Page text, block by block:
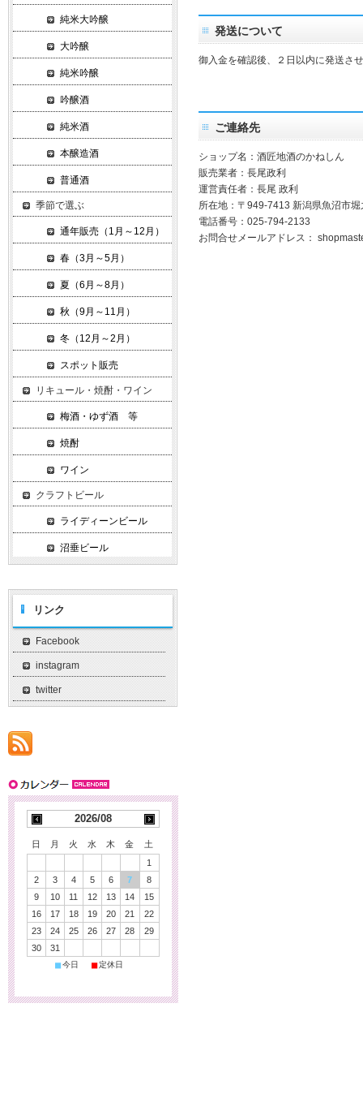
発送について
御入金を確認後、２日以内に発送さ
ご連絡先
ショップ名：酒匠地酒のかねしん
販売業者：長尾政利
運営責任者：長尾 政利
所在地：〒949-7413 新潟県魚沼市
電話番号：025-794-2133
お問合せメールアドレス：
純米大吟醸
大吟醸
純米吟醸
吟醸酒
純米酒
本醸造酒
普通酒
季節で選ぶ
通年販売（1月～12月）
春（3月～5月）
夏（6月～8月）
秋（9月～11月）
冬（12月～2月）
スポット販売
リキュール・焼酎・ワイン
梅酒・ゆず酒 等
焼酎
ワイン
クラフトビール
ライディーンビール
沼垂ビール
リンク
Facebook
instagram
twitter
2026/08
日 月 火 水 木 金
土
1
2
3 4 5 6 7
8
9
10 11 12 13 14
15
16
17 18 19 20 21
22
23
24 25 26 27 28
29
30
31
■今日 ■定休日